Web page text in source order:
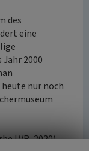
des
eine
2000
nur noch
LVR, 2020)